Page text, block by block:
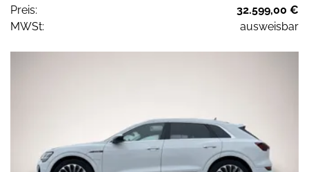
Preis:
32.599,00 €
MWSt:
ausweisbar